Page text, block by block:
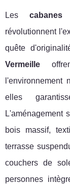
Les
révolutionnent
quête
Vermeille
l'environnement
elles
L'aménagement
bois massif,
terrasse
couchers de
personnes